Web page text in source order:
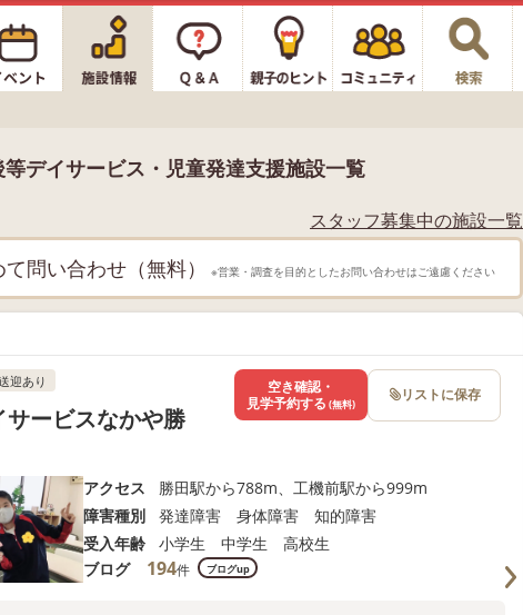
デイサービス・児童発達支援施設一覧
スタッフ募集中の施設一覧
問い合わせ（無料） ※営業・調査を目的としたお問い合わせはご遠慮ください
迎あり
ービスなかや勝
アクセス
勝田駅から788m、工機前駅から999m
障害種別
発達障害 身体障害 知的障害
受入年齢
小学生 中学生 高校生
ブログ
194件 ブログup
空き確認・
見学予約する (無料) リストに保存